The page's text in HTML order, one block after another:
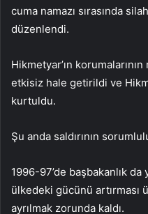
cuma namazı sırasında
düzenlendi.
Hikmetyar’ın
etkisiz hale getirildi ve
kurtuldu.
Şu anda saldırının
1996-97’de başbakanlık da
ülkedeki gücünü artırması
ayrılmak zorunda kaldı.